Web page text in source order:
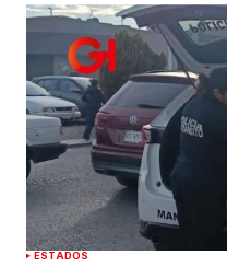
Su nombre*
Tu correo electrónico
Guardar mi
web en este
haga un comentario.
Enviar comentario
ESTADOS